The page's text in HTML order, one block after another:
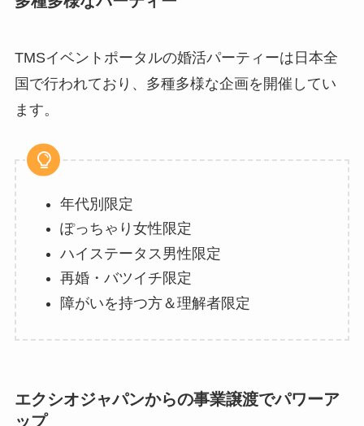
TMSイベントポータルの婚活パーティーは日本全
国で行われており、多種多様な企画を開催してい
ます。
年代別限定
ぽっちゃり女性限定
ハイステータス男性限定
再婚・バツイチ限定
障がいを持つ方＆理解者限定
エクシオジャパンからの事業譲渡でパワーア
ップ